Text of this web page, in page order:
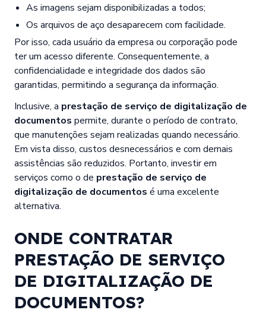
As imagens sejam disponibilizadas a todos;
Os arquivos de aço desaparecem com facilidade.
Por isso, cada usuário da empresa ou corporação pode
ter um acesso diferente. Consequentemente, a
confidencialidade e integridade dos dados são
garantidas, permitindo a segurança da informação.
Inclusive, a prestação de serviço de digitalização de
documentos permite, durante o período de contrato,
que manutenções sejam realizadas quando necessário.
Em vista disso, custos desnecessários e com demais
assistências são reduzidos. Portanto, investir em
serviços como o de prestação de serviço de
digitalização de documentos é uma excelente
alternativa.
ONDE CONTRATAR
PRESTAÇÃO DE SERVIÇO
DE DIGITALIZAÇÃO DE
DOCUMENTOS?